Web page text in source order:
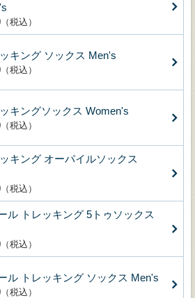
税込）
キング ソックス Men's
税込）
キングソックス Women's
税込）
キング オーパイルソックス
税込）
ル トレッキング 5トゥソックス
税込）
ル トレッキング ソックス Men's
税込）